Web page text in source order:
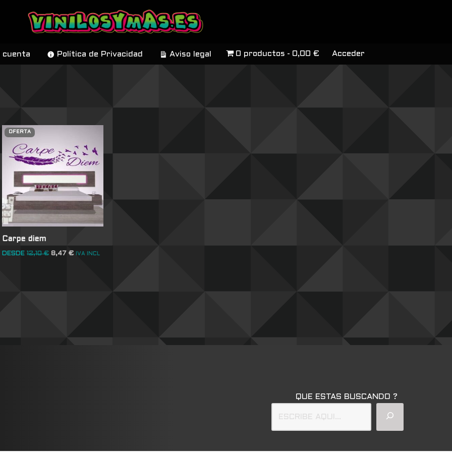
cuenta Política de Privacidad Aviso legal 0 productos 0,00 € Acceder
OFERTA
Carpe diem
DESDE 12,10€ 8,47€ IVA INCL
QUE ESTAS BUSCANDO ?